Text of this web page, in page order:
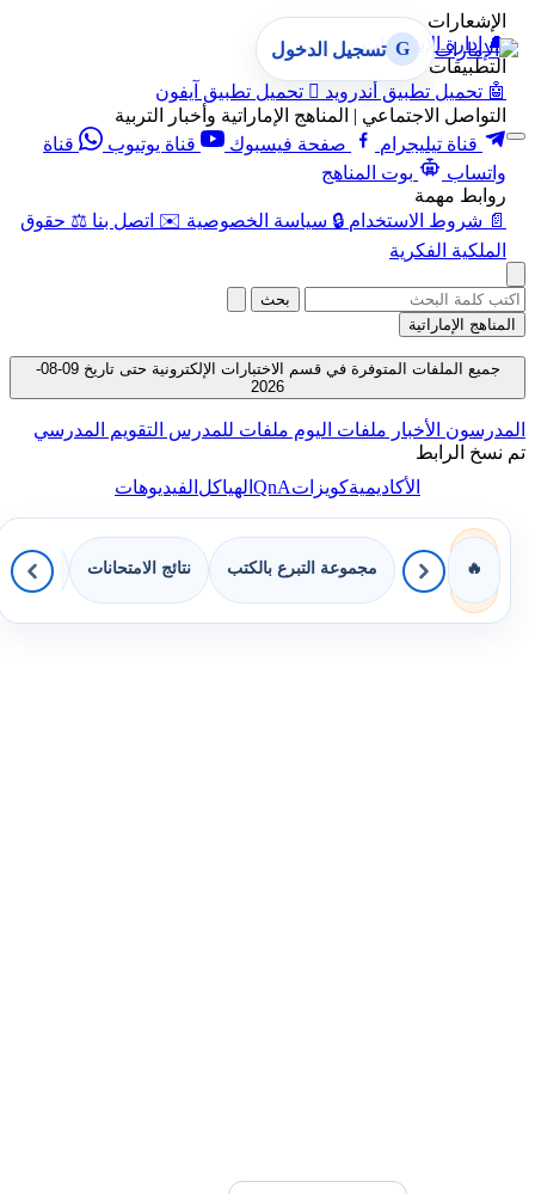
الإشعارات
🔔 إدارة الإشعارات
التطبيقات
🤖 تحميل تطبيق أندرويد  تحميل تطبيق آيفون
التواصل الاجتماعي | المناهج الإماراتية وأخبار التربية
قناة تيليجرام
صفحة فيسبوك قناة يوتيوب
قناة
واتساب
بوت المناهج
روابط مهمة
📄 شروط الاستخدام 🔒 سياسة الخصوصية ✉️ اتصل بنا ⚖️ حقوق
الملكية الفكرية
G تسجيل الدخول
بحث
المناهج الإماراتية
جميع الملفات المتوفرة في قسم الاختبارات الإلكترونية حتى تاريخ 09-08-
2026
المدرسون الأخبار ملفات اليوم ملفات للمدرس التقويم المدرسي
تم نسخ الرابط
الأكاديميةكويزاتQnAالهياكل الفيديوهات
🔥 مجموعة التبرع بالكتب نتائج الامتحانات